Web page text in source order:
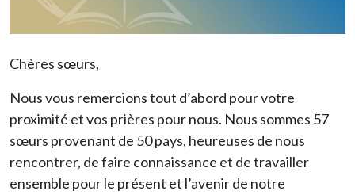
Chères sœurs,
Nous vous remercions tout d’abord pour votre
proximité et vos prières pour nous. Nous sommes 57
sœurs provenant de 50 pays, heureuses de nous
rencontrer, de faire connaissance et de travailler
ensemble pour le présent et l’avenir de notre